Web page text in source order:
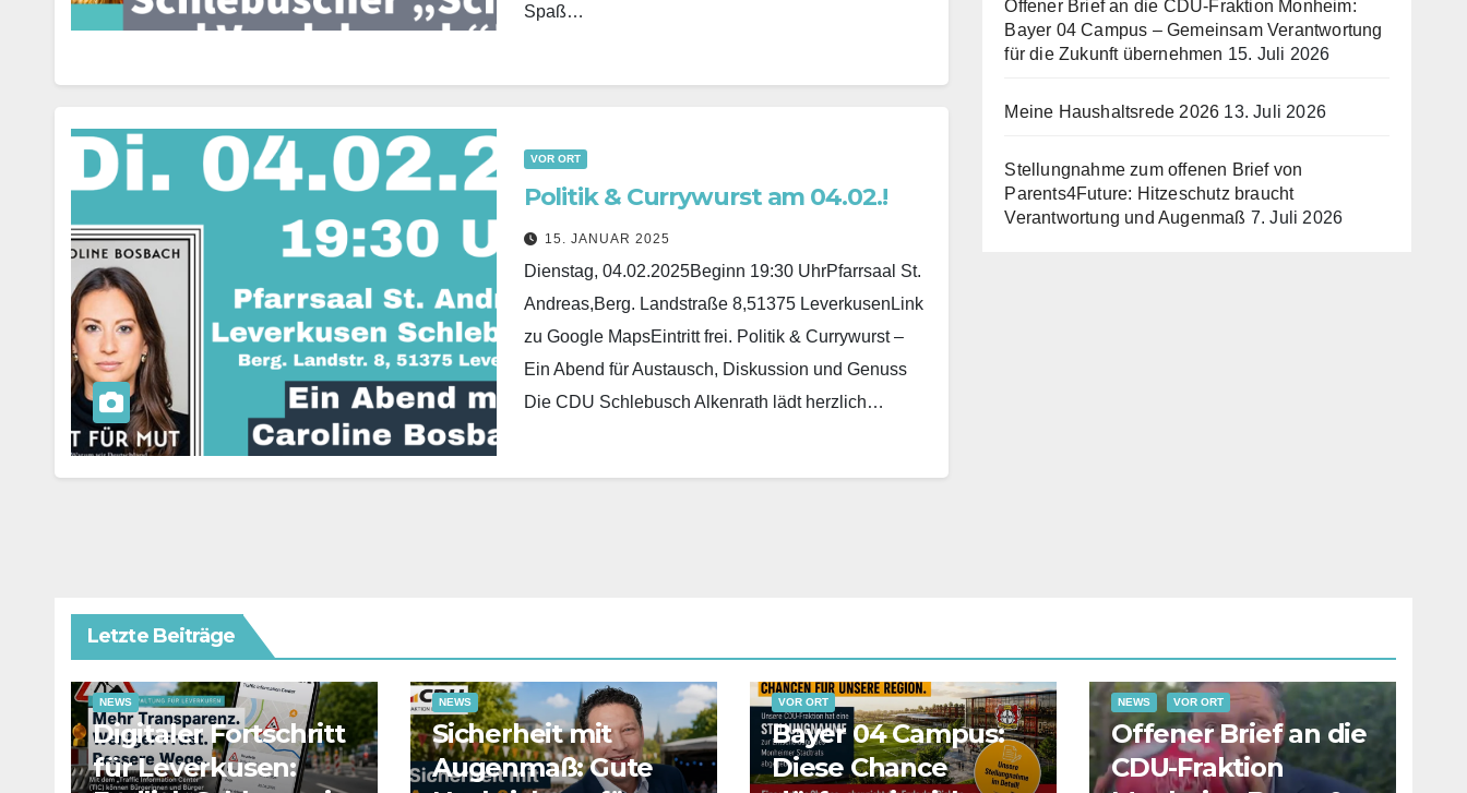
Spaß…
VOR ORT
Politik & Currywurst am 04.02.!
15. JANUAR 2025
Dienstag, 04.02.2025Beginn 19:30 UhrPfarrsaal St.
Andreas,Berg. Landstraße 8,51375 LeverkusenLink
zu Google MapsEintritt frei. Politik & Currywurst –
Ein Abend für Austausch, Diskussion und Genuss
Die CDU Schlebusch Alkenrath lädt herzlich…
Offener Brief an die CDU-Fraktion Monheim:
Bayer 04 Campus – Gemeinsam Verantwortung
für die Zukunft übernehmen 15. Juli 2026
Meine Haushaltsrede 2026 13. Juli 2026
Stellungnahme zum offenen Brief von
Parents4Future: Hitzeschutz braucht
Verantwortung und Augenmaß 7. Juli 2026
Letzte Beiträge
NEWS
Digitaler Fortschritt
für Leverkusen:
NEWS
Sicherheit mit
Augenmaß: Gute
VOR ORT
Bayer 04 Campus:
Diese Chance
NEWS VOR ORT
Offener Brief an die
CDU-Fraktion